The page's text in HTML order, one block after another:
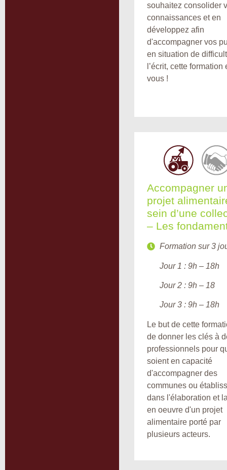
souhaitez consolider
connaissances et en
développez afin
d'accompagner vos
en situation de
l’écrit, cette formation
vous !
Accompagner
projet
sein d’une
– Les
Formation sur 3
Jour 1 : 9h – 18h
Jour 2 : 9h – 18
Jour 3 : 9h – 18h
Le but de cette
de donner les clés à
professionnels pour
soient en capacité
d'accompagner des
communes ou
dans l'élaboration et
en oeuvre d'un projet
alimentaire porté par
plusieurs acteurs.